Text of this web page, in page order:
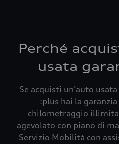
Perché
usata
Se acquisti un’auto
:plus hai la
chilometraggio
agevolato con piano di
Servizio Mobilità con